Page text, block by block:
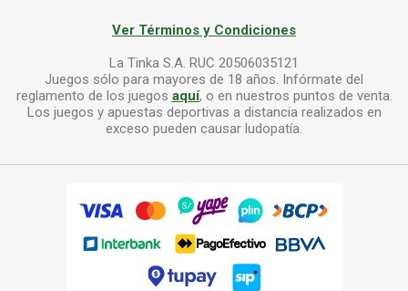
Ver Términos y Condiciones
La Tinka S.A. RUC 20506035121
Juegos sólo para mayores de 18 años. Infórmate del
reglamento de los juegos aquí, o en nuestros puntos de venta.
Los juegos y apuestas deportivas a distancia realizados en
exceso pueden causar ludopatía.